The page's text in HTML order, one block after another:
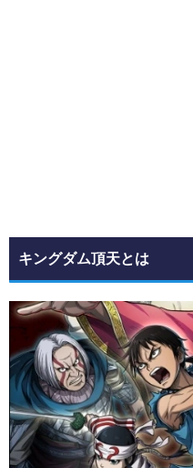
キングダム頂天とは